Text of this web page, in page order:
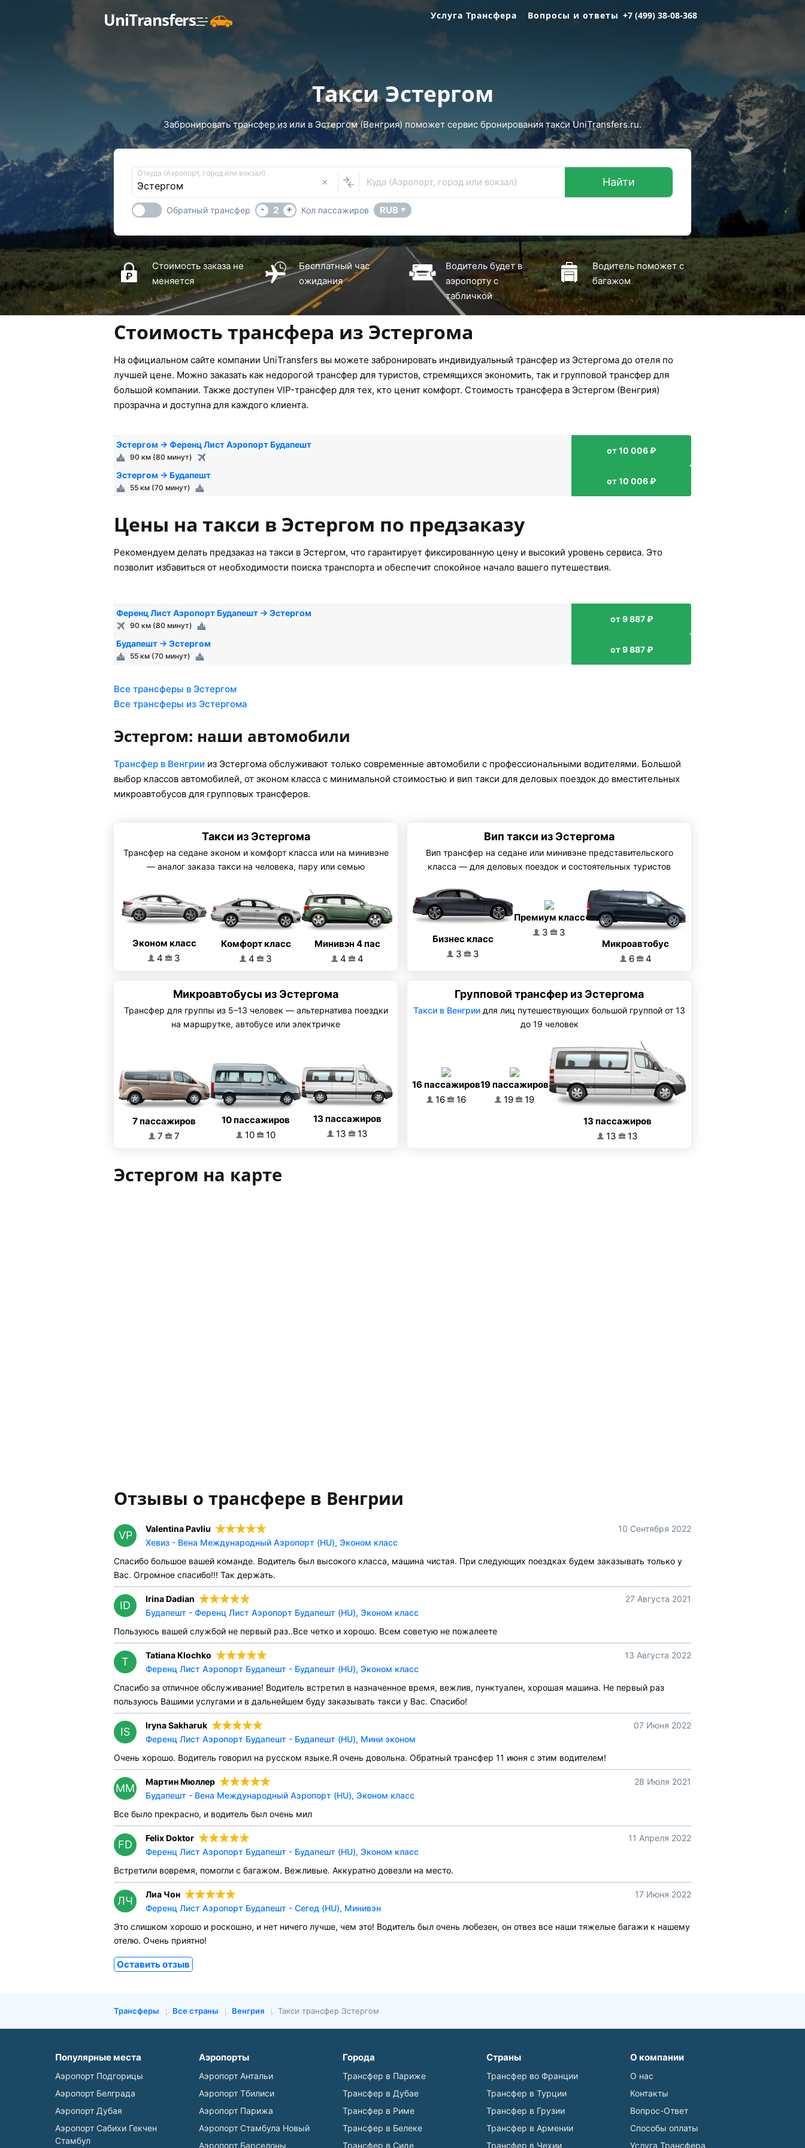
UniTransfers Услуга Трансфера Вопросы и ответы +7 (499) 38-08-368
Такси Эстергом
Забронировать трансфер из или в Эстергом (Венгрия) поможет сервис бронирования такси UniTransfers.ru.
Откуда (Аэропорт, город или вокзал)
Куда (Аэропорт, город или вокзал) Найти
Обратный трансфер - 2 + Кол пассажиров RUB ▼
Стоимость заказа не
меняется
Бесплатный час
ожидания
Водитель будет в
аэропорту с
табличкой
Водитель поможет с
багажом
Стоимость трансфера из Эстергома
На официальном сайте компании UniTransfers вы можете забронировать индивидуальный трансфер из Эстергома до отеля по
лучшей цене. Можно заказать как недорогой трансфер для туристов, стремящихся экономить, так и групповой трансфер для
большой компании. Также доступен VIP-трансфер для тех, кто ценит комфорт. Стоимость трансфера в Эстергом (Венгрия)
прозрачна и доступна для каждого клиента.
Эстергом → Ференц Лист Аэропорт Будапешт
90 км (80 минут)
от 10 006 ₽
Эстергом → Будапешт
55 км (70 минут)
от 10 006 ₽
Цены на такси в Эстергом по предзаказу
Рекомендуем делать предзаказ на такси в Эстергом, что гарантирует фиксированную цену и высокий уровень сервиса. Это
позволит избавиться от необходимости поиска транспорта и обеспечит спокойное начало вашего путешествия.
Ференц Лист Аэропорт Будапешт → Эстергом
90 км (80 минут)
от 9 887 ₽
Будапешт → Эстергом
55 км (70 минут)
от 9 887 ₽
Все трансферы в Эстергом
Все трансферы из Эстергома
Эстергом: наши автомобили
Трансфер в Венгрии из Эстергома обслуживают только современные автомобили с профессиональными водителями. Большой
выбор классов автомобилей, от эконом класса с минимальной стоимостью и вип такси для деловых поездок до вместительных
микроавтобусов для групповых трансферов.
Такси из Эстергома
Трансфер на седане эконом и комфорт класса или на минивэне
— аналог заказа такси на человека, пару или семью
Эконом класс
4
3
Комфорт класс
4
3
Минивэн 4 пас
4
4
Вип такси из Эстергома
Вип трансфер на седане или минивэне представительского
класса — для деловых поездок и состоятельных туристов
Бизнес класс
3
3
Премиум класс
3
3
Микроавтобус
6
4
Микроавтобусы из Эстергома
Трансфер для группы из 5–13 человек — альтернатива поездки
на маршрутке, автобусе или электричке
7 пассажиров
7
7
10 пассажиров
10
10
13 пассажиров
13
13
Групповой трансфер из Эстергома
Такси в Венгрии для лиц путешествующих большой группой от 13
до 19 человек
16 пассажиров
16
16
19 пассажиров
19
19
13 пассажиров
13
13
Эстергом на карте
Отзывы о трансфере в Венгрии
VP
Valentina Pavliu
10 Сентября 2022
Хевиз - Вена Международный Аэропорт (HU), Эконом класс
Спасибо большое вашей команде. Водитель был высокого класса, машина чистая. При следующих поездках будем заказывать только у
Вас. Огромное спасибо!!! Так держать.
ID
Irina Dadian
27 Августа 2021
Будапешт - Ференц Лист Аэропорт Будапешт (HU), Эконом класс
Пользуюсь вашей службой не первый раз..Все четко и хорошо. Всем советую не пожалеете
T
Tatiana Klochko
13 Августа 2022
Ференц Лист Аэропорт Будапешт - Будапешт (HU), Эконом класс
Спасибо за отличное обслуживание! Водитель встретил в назначенное время, вежлив, пунктуален, хорошая машина. Не первый раз
пользуюсь Вашими услугами и в дальнейшем буду заказывать такси у Вас. Спасибо!
IS
Iryna Sakharuk
07 Июня 2022
Ференц Лист Аэропорт Будапешт - Будапешт (HU), Мини эконом
Очень хорошо. Водитель говорил на русском языке.Я очень довольна. Обратный трансфер 11 июня с этим водителем!
ММ
Мартин Мюллер
28 Июля 2021
Будапешт - Вена Международный Аэропорт (HU), Эконом класс
Все было прекрасно, и водитель был очень мил
FD
Felix Doktor
11 Апреля 2022
Ференц Лист Аэропорт Будапешт - Будапешт (HU), Эконом класс
Встретили вовремя, помогли с багажом. Вежливые. Аккуратно довезли на место.
ЛЧ
Лиа Чон
17 Июня 2022
Ференц Лист Аэропорт Будапешт - Сегед (HU), Минивэн
Это слишком хорошо и роскошно, и нет ничего лучше, чем это! Водитель был очень любезен, он отвез все наши тяжелые багажи к нашему
отелю. Очень приятно!
Оставить отзыв
Трансферы Все страны Венгрия Такси трансфер Эстергом
Популярные места
Аэропорт Подгорицы
Аэропорт Белграда
Аэропорт Дубая
Аэропорт Сабихи Гекчен
Стамбул
Аэропорты
Аэропорт Антальи
Аэропорт Тбилиси
Аэропорт Парижа
Аэропорт Стамбула Новый
Аэропорт Барселоны
Города
Трансфер в Париже
Трансфер в Дубае
Трансфер в Риме
Трансфер в Белеке
Трансфер в Сиде
Страны
Трансфер во Франции
Трансфер в Турции
Трансфер в Грузии
Трансфер в Армении
Трансфер в Чехии
О компании
О нас
Контакты
Вопрос-Ответ
Способы оплаты
Услуга Трансфера